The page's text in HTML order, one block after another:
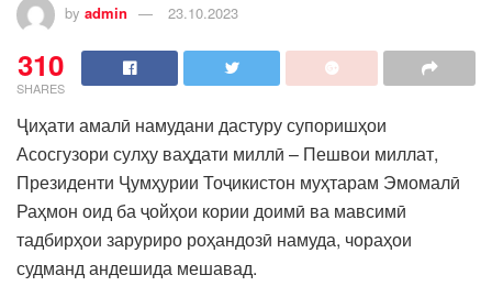
by admin 23.10.2023
310
SHARES
Ҷиҳати амалӣ намудани дастуру супоришҳои
Асосгузори сулҳу ваҳдати миллӣ – Пешвои миллат,
Президенти Ҷумҳурии Тоҷикистон муҳтарам Эмомалӣ
Раҳмон оид ба ҷойҳои кории доимӣ ва мавсимӣ
тадбирҳои заруриро роҳандозӣ намуда, чораҳои
судманд андешида мешавад.